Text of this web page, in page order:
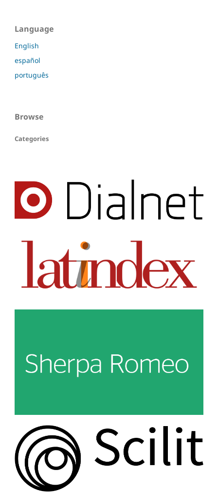
Language
English
español
português
Browse
Categories